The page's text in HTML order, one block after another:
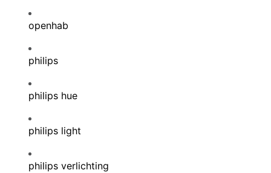
openhab
philips
philips hue
philips light
philips verlichting